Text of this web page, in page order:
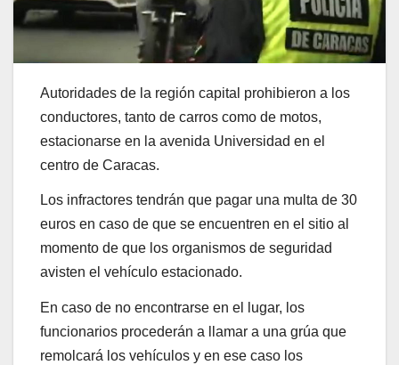
Autoridades de la región capital prohibieron a los
conductores, tanto de carros como de motos,
estacionarse en la avenida Universidad en el
centro de Caracas.
Los infractores tendrán que pagar una multa de 30
euros en caso de que se encuentren en el sitio al
momento de que los organismos de seguridad
avisten el vehículo estacionado.
En caso de no encontrarse en el lugar, los
funcionarios procederán a llamar a una grúa que
remolcará los vehículos y en ese caso los